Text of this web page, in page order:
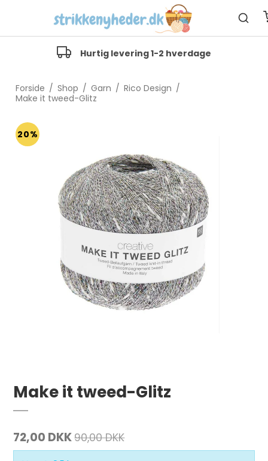
Hurtig levering 1-2 hverdage
Forside / Shop / Garn / Rico Design /
Make it tweed-Glitz
20%
Make it tweed-Glitz
72,00 DKK90,00 DKK